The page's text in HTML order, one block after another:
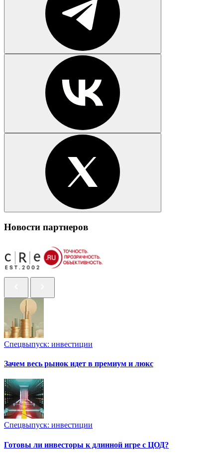
Новости партнеров
Спецвыпуск: инвестиции
Зачем весь рынок идет в премиум и люкс
Спецвыпуск: инвестиции
Готовы ли инвесторы к длинной игре с ЦОД?